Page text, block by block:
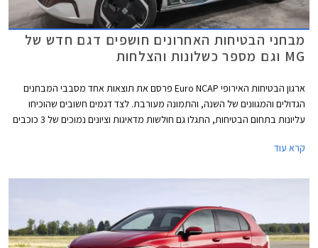
מבחני הבטיחות האחרונים חושפים דגם חדש של
MG וגם מספר כשלונות והצלחות
ארגון הבטיחות האירופי Euro NCAP פרסם את תוצאות אחד מסבבי המבחנים
הגדולים והמגוונים של השנה, והתמונה מעורבת. לצד דגמים חשובים שהוכיחו
עליונות בתחום הבטיחות, התגלו גם חולשות מדאיגות וציונים נמוכים של 3 כוכבים
מנת לבדוק את רמת בטיחותו בסטנדרטים של היום.
קרא עוד